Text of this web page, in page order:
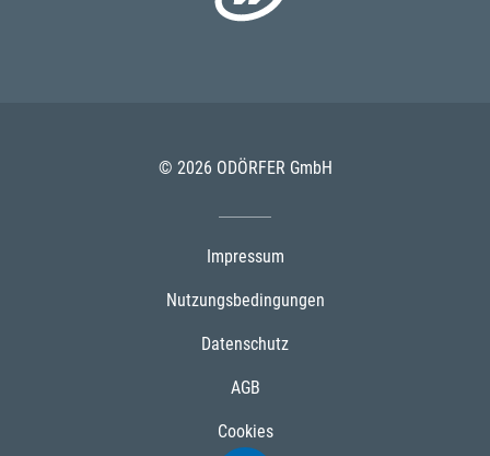
© 2026 ODÖRFER GmbH
Impressum
Nutzungsbedingungen
Datenschutz
AGB
Cookies